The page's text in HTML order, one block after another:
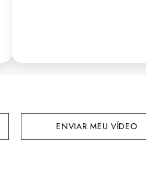
ENVIAR MEU VÍDEO